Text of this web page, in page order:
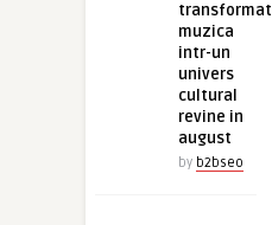
transformat
muzica
intr-un
univers
cultural
revine in
august
by b2bseo